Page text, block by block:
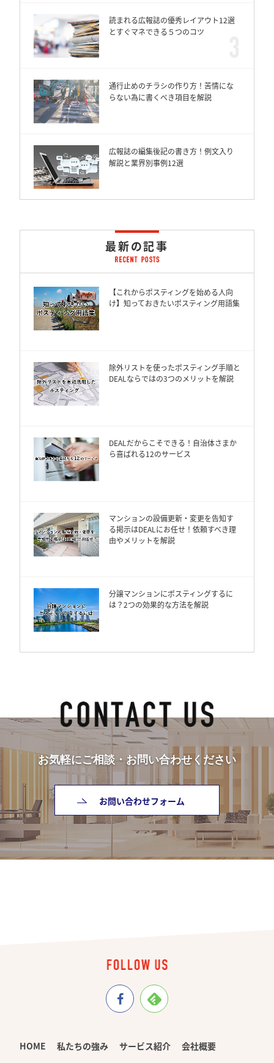
読まれる広報誌の優秀レイアウト12選
とすぐマネできる５つのコツ
通行止めのチラシの作り方！苦情にな
らない為に書くべき項目を解説
広報誌の編集後記の書き方！例文入り
解説と業界別事例12選
最新の記事
【これからポスティングを始める人向
け】知っておきたいポスティング用語集
除外リストを使ったポスティング手順と
DEALならではの3つのメリットを解説
DEALだからこそできる！自治体さまか
ら喜ばれる12のサービス
マンションの設備更新・変更を告知す
る掲示はDEALにお任せ！依頼すべき理
由やメリットを解説
分譲マンションにポスティングするに
は？2つの効果的な方法を解説
お気軽にご相談・お問い合わせください
お問い合わせフォーム
HOME 私たちの強み サービス紹介 会社概要